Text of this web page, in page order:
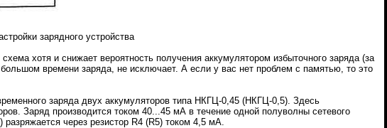
зарядного устройства
хотя и снижает вероятность получения аккумулятором избыточного заряда (за
времени заряда, не исключает. А если у вас нет проблем с памятью, то это
заряда двух аккумуляторов типа НКГЦ-0,45 (НКГЦ-0,5). Здесь
Заряд производится током 40...45 мА в течение одной полуволны сетевого
через резистор R4 (R5) током 4,5 мА.